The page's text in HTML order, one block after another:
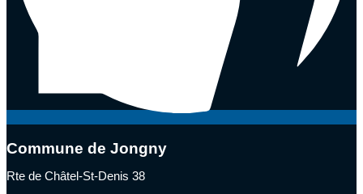
Commune de Jongny
Rte de Châtel-St-Denis 38